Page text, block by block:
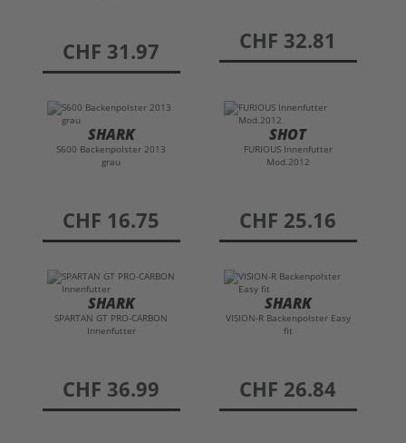
preis
CHF 31.97
preis
CHF 32.81
SHARK
S600 Backenpolster 2013
grau
preis
CHF 16.75
SHOT
FURIOUS Innenfutter
Mod.2012
preis
CHF 25.16
SHARK
SPARTAN GT PRO-CARBON
Innenfutter
preis
CHF 36.99
SHARK
VISION-R Backenpolster Easy
fit
preis
CHF 26.84